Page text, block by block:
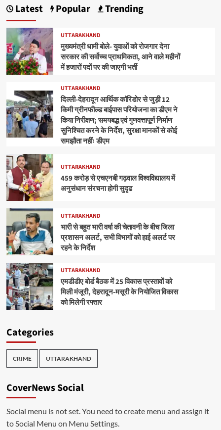
Latest Popular Trending
UTTARAKHAND
मुख्यमंत्री धामी बोले- युवाओं को रोजगार देना
सरकार की सर्वोच्च प्राथमिकता, आने वाले महीनों
में हजारों पदों पर की जाएगी भर्ती
UTTARAKHAND
दिल्ली-देहरादून आर्थिक कॉरिडोर से जुड़ी 12
किमी ग्रीनफील्ड बाईपास परियोजना का डीएम ने
किया निरीक्षण; समयबद्ध एवं गुणवत्तापूर्ण निर्माण
सुनिश्चित करने के निर्देश, सुरक्षा मानकों से कोई
समझौता नहींः डीएम
UTTARAKHAND
459 करोड़ से एचएनबी गढ़वाल विश्वविद्यालय में
अनुसंधान संरचना होगी सुदृढ
UTTARAKHAND
भारी से बहुत भारी वर्षा की चेतावनी के बीच जिला
प्रशासन अलर्ट, सभी विभागों को हाई अलर्ट पर
रहने के निर्देश
UTTARAKHAND
एमडीडीए बोर्ड बैठक में 25 विकास प्रस्तावों को
मिली मंजूरी, देहरादून-मसूरी के नियोजित विकास
को मिलेगी रफ्तार
Categories
CRIME UTTARAKHAND
CoverNews Social
Social menu is not set. You need to create menu and assign it
to Social Menu on Menu Settings.